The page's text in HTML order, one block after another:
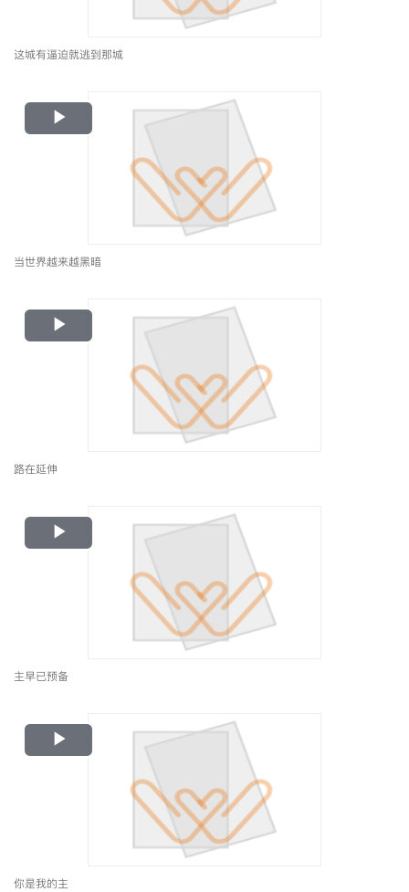
这城有逼迫就逃到那城
Play
Video
当世界越来越黑暗
Play
Video
路在延伸
Play
Video
主早已预备
Play
Video
你是我的主